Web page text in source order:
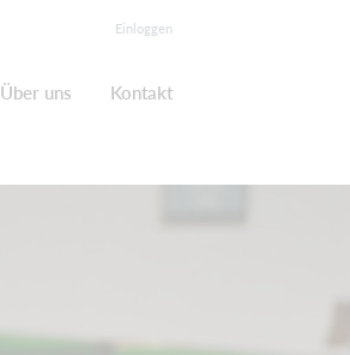
Einloggen
Über uns Kontakt